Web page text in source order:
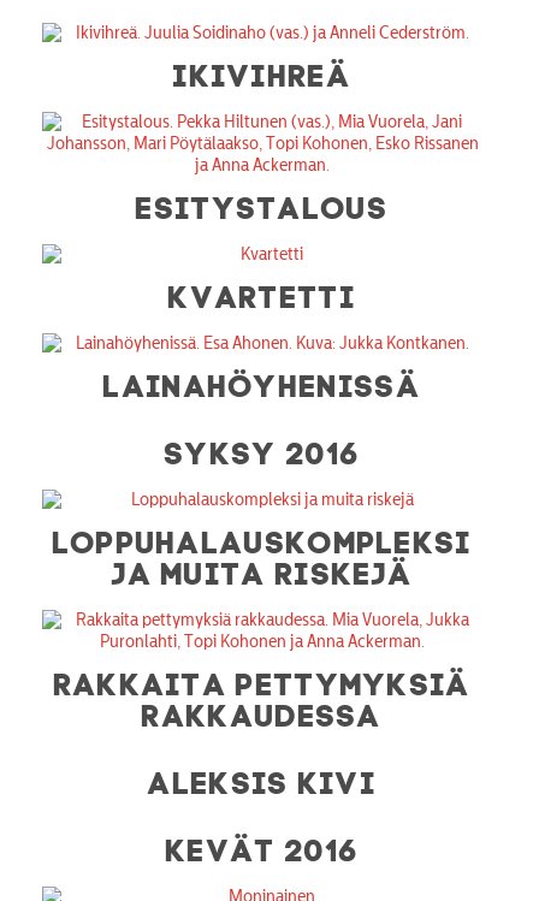
IKIVIHREÄ
ESITYSTALOUS
KVARTETTI
LAINAHÖYHENISSÄ
SYKSY 2016
LOPPUHALAUSKOMPLEKSI
JA MUITA RISKEJÄ
RAKKAITA PETTYMYKSIÄ
RAKKAUDESSA
ALEKSIS KIVI
KEVÄT 2016